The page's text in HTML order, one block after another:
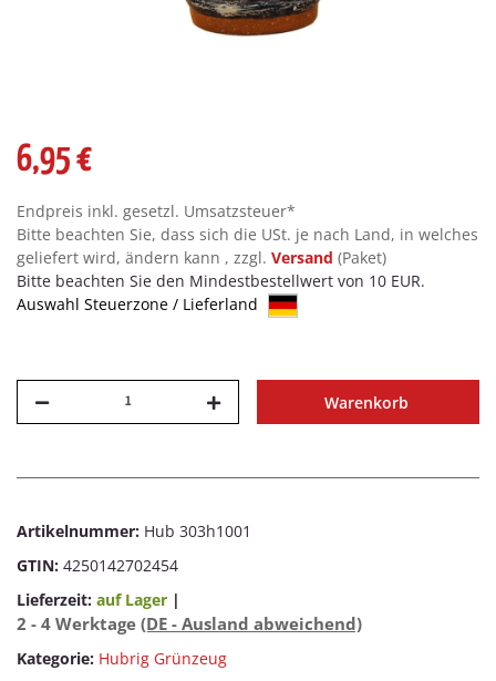
6,95 €
Endpreis inkl. gesetzl. Umsatzsteuer*
Bitte beachten Sie, dass sich die USt. je nach Land, in welches
geliefert wird, ändern kann , zzgl. Versand (Paket)
Bitte beachten Sie den Mindestbestellwert von 10 EUR.
Auswahl Steuerzone / Lieferland
Warenkorb
Artikelnummer: Hub 303h1001
GTIN: 4250142702454
Lieferzeit: auf Lager |
2 - 4 Werktage (DE - Ausland abweichend)
Kategorie: Hubrig Grünzeug